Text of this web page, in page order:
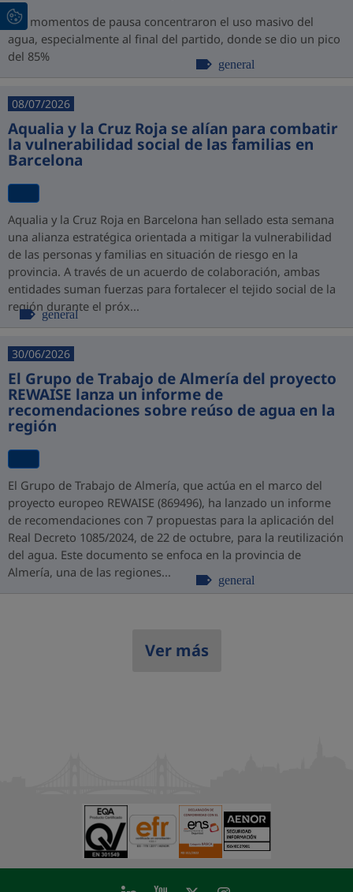
Los momentos de pausa concentraron el uso masivo del
agua, especialmente al final del partido, donde se dio un pico
del 85%
general
08/07/2026
Aqualia y la Cruz Roja se alían para combatir
la vulnerabilidad social de las familias en
Barcelona
Aqualia y la Cruz Roja en Barcelona han sellado esta semana
una alianza estratégica orientada a mitigar la vulnerabilidad
de las personas y familias en situación de riesgo en la
provincia. A través de un acuerdo de colaboración, ambas
entidades suman fuerzas para fortalecer el tejido social de la
región durante el próx...
general
30/06/2026
El Grupo de Trabajo de Almería del proyecto
REWAISE lanza un informe de
recomendaciones sobre reúso de agua en la
región
El Grupo de Trabajo de Almería, que actúa en el marco del
proyecto europeo REWAISE (869496), ha lanzado un informe
de recomendaciones con 7 propuestas para la aplicación del
Real Decreto 1085/2024, de 22 de octubre, para la reutilización
del agua. Este documento se enfoca en la provincia de
Almería, una de las regiones...
general
Ver más